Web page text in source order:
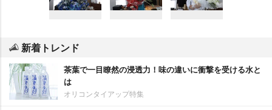
新着トレンド
茶葉で一目瞭然の浸透力！味の違いに衝撃を受ける水と
は
オリコンタイアップ特集